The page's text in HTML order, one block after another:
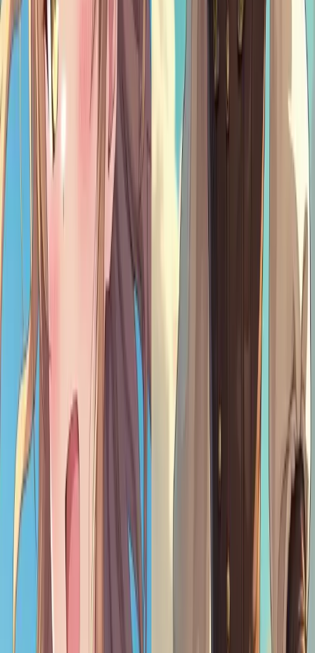
Comment fonctionne le générateur d'art AI Loli ?